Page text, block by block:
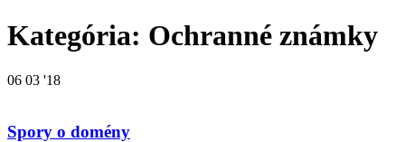
Kategória: Ochranné známky
06 03 '18
Spory o domény